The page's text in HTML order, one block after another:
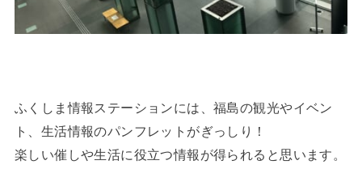
ふくしま情報ステーションには、福島の観光やイベン
ト、生活情報のパンフレットがぎっしり！
楽しい催しや生活に役立つ情報が得られると思います。